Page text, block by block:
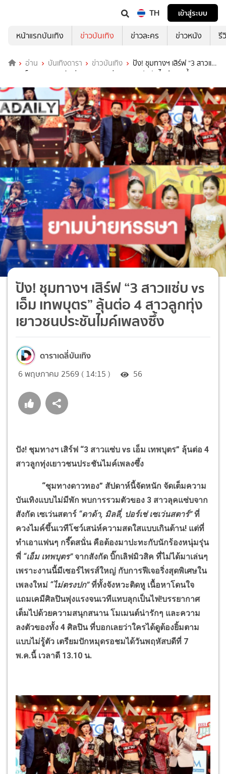
TH
เข้าสู่ระบบ
หน้าแรกบันเทิง
ข่าวบันเทิง ข่าวละคร ข่าวหนัง รี
อ่าน บันเทิงดารา ข่าวบันเทิง
ปัง! ชุมทางฯ เสิร์ฟ “3 สาวแซ่
บ vs เอ็ม เทพบุตร” ลุ้นต่อ 4 สาวลูกทุ่งเยาวชนประชันไมค์เพลงซึ้ง
ปัง! ชุมทางฯ เสิร์ฟ “3 สาวแซ่บ vs
เอ็ม เทพบุตร” ลุ้นต่อ 4 สาวลูกทุ่ง
เยาวชนประชันไมค์เพลงซึ้ง
ดาราเดลี่บันเทิง
6 พฤษภาคม 2569 ( 14:15 ) 56
ปัง! ชุมทางฯ เสิร์ฟ “3 สาวแซ่บ vs เอ็ม เทพบุตร” ลุ้นต่อ 4
สาวลูกทุ่งเยาวชนประชันไมค์เพลงซึ้ง
“ชุมทางดาวทอง” สัปดาห์นี้จัดหนัก จัดเต็มความ
บันเทิงแบบไม่มีพัก พบการรวมตัวของ 3 สาวลุคแซ่บจาก
สังกัด เซเว่นสตาร์ “ดาด้า, มิลลี่, ปอร์เช่ เซเว่นสตาร์”ที่
ควงไมค์ขึ้นเวทีโชว์เสน่ห์ความสดใสแบบเกินต้าน! แต่ที่
ทำเอาแฟนๆ กรี๊ดสนั่น คือต้องมาปะทะกับนักร้องหนุ่มรุ่น
พี่ “เอ็ม เทพบุตร”จากสังกัด บิ๊กเลิฟมิวสิค ที่ไม่ได้มาเล่นๆ
เพราะงานนี้มีเซอร์ไพรส์ใหญ่ กับการฟีเจอริ่งสุดพิเศษใน
เพลงใหม่ “ไม่ตรงปก”ที่ทั้งจังหวะติดหู เนื้อหาโดนใจ
แถมเคมีศิลปินพุ่งแรงจนเวทีแทบลุกเป็นไฟ!บรรยากาศ
เต็มไปด้วยความสนุกสนาน โมเมนต์น่ารักๆ และความ
ลงตัวของทั้ง 4 ศิลปิน ที่บอกเลยว่าใครได้ดูต้องยิ้มตาม
แบบไม่รู้ตัว เตรียมปักหมุดรอชมได้วันพฤหัสบดีที่ 7
พ.ค.นี้ เวลาดี 13.10 น.